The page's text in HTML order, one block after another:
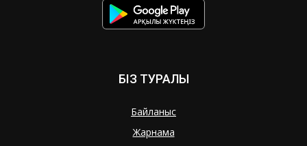
БІЗ ТУРАЛЫ
Байланыс
Жарнама